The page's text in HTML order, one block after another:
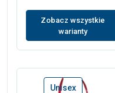
Zobacz wszystkie
warianty
Unisex